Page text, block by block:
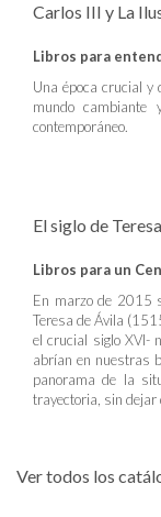
Carlos III y La
Libros para
Una época crucial y
mundo
contemporáneo.
El siglo de
Libros para un
En marzo de 2015
Teresa de Ávila
el crucial siglo XVI-
abrían en nuestras
panorama de la
trayectoria, sin dejar
Ver todos los